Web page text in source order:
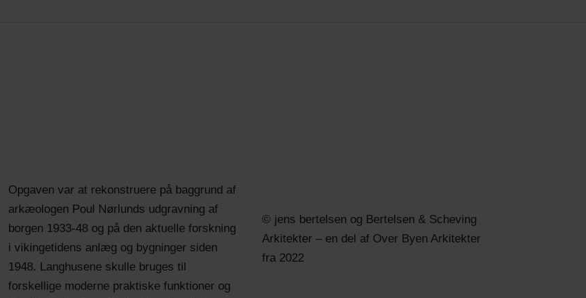
Opgaven var at rekonstruere på baggrund af
arkæologen Poul Nørlunds udgravning af
borgen 1933-48 og på den aktuelle forskning
i vikingetidens anlæg og bygninger siden
1948. Langhusene skulle bruges til
forskellige moderne praktiske funktioner og
© jens bertelsen og Bertelsen & Scheving
Arkitekter – en del af Over Byen Arkitekter
fra 2022